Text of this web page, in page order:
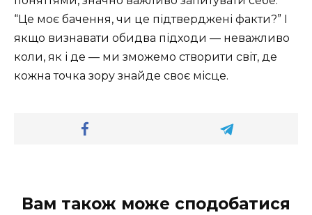
“Це моє бачення, чи це підтверджені факти?” І
якщо визнавати обидва підходи — неважливо
коли, як і де — ми зможемо створити світ, де
кожна точка зору знайде своє місце.
Вам також може сподобатися